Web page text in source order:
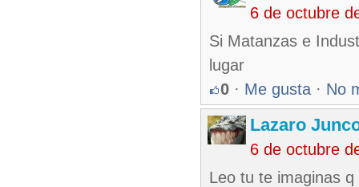
6 de octubre
Si Matanzas e
lugar
0 · Me gusta · No
Lazaro
6 de octubre
Leo tu te imaginas